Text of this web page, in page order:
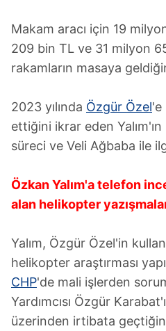
Makam aracı için 19
209 bin TL ve 31 milyon
rakamların masaya
2023 yılında Özgür Özel'e
ettiğini ikrar eden
süreci ve Veli Ağbaba ile
Özkan Yalım'a telefon
alan helikopter
Yalım, Özgür Özel'in
helikopter araştırması
CHP'de mali işlerden
Yardımcısı Özgür
üzerinden irtibata